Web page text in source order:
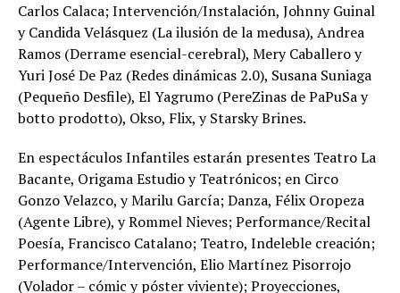
Carlos Calaca; Intervención/Instalación, Johnny Guinal
y Candida Velásquez (La ilusión de la medusa), Andrea
Ramos (Derrame esencial-cerebral), Mery Caballero y
Yuri José De Paz (Redes dinámicas 2.0), Susana Suniaga
(Pequeño Desfile), El Yagrumo (PereZinas de PaPuSa y
botto prodotto), Okso, Flix, y Starsky Brines.
En espectáculos Infantiles estarán presentes Teatro La
Bacante, Origama Estudio y Teatrónicos; en Circo
Gonzo Velazco, y Marilu García; Danza, Félix Oropeza
(Agente Libre), y Rommel Nieves; Performance/Recital
Poesía, Francisco Catalano; Teatro, Indeleble creación;
Performance/Intervención, Elio Martínez Pisorrojo
(Volador – cómic y póster viviente); Proyecciones,